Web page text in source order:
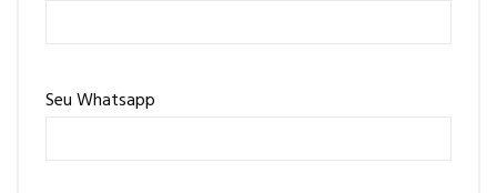
Seu Whatsapp